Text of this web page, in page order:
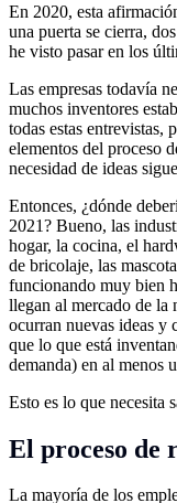
En 2020, esta
una puerta se cierra,
he visto pasar en los
Las empresas todavía
muchos inventores
todas estas entrevistas,
elementos del proceso
necesidad de ideas
Entonces, ¿dónde
2021? Bueno, las
hogar, la cocina, el
de bricolaje, las
funcionando muy bien
llegan al mercado de la
ocurran nuevas ideas y
que lo que está
demanda) en al menos
Esto es lo que necesita
El proceso de
La mayoría de los